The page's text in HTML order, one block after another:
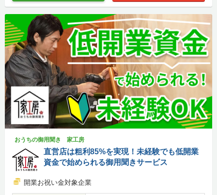
おうちの御用聞き 家工房
直営店は粗利85%を実現！未経験でも低開業
資金で始められる御用聞きサービス
開業お祝い金対象企業